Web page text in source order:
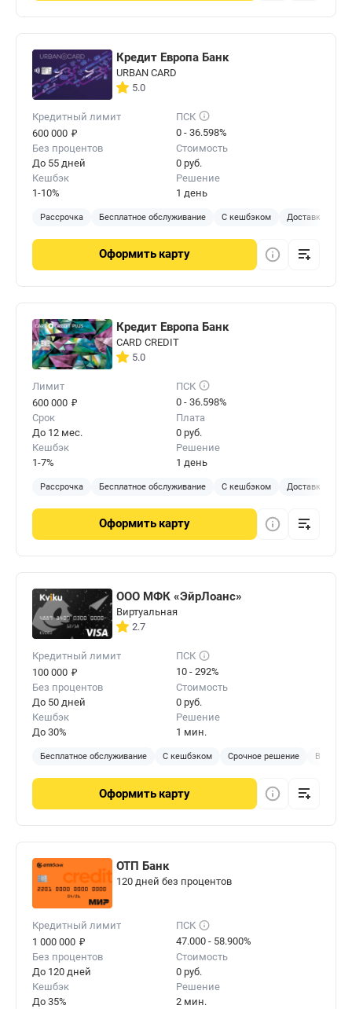
Кредит Европа Банк
URBAN CARD
5.0
Кредитный лимит
600 000 ₽
ПСК
0 - 36.598%
Без процентов
До 55 дней
Стоимость
0 руб.
Кешбэк
1-10%
Решение
1 день
Рассрочка Бесплатное обслуживание С кешбэком Доставка на
Оформить карту
Кредит Европа Банк
CARD CREDIT
5.0
Лимит
600 000 ₽
ПСК
0 - 36.598%
Срок
До 12 мес.
Плата
0 руб.
Кешбэк
1-7%
Решение
1 день
Рассрочка Бесплатное обслуживание С кешбэком Доставка на
Оформить карту
ООО МФК «ЭйрЛоанс»
Виртуальная
2.7
Кредитный лимит
100 000 ₽
ПСК
10 - 292%
Без процентов
До 50 дней
Стоимость
0 руб.
Кешбэк
До 30%
Решение
1 мин.
Бесплатное обслуживание С кешбэком Срочное решение
Оформить карту
ОТП Банк
120 дней без процентов
Кредитный лимит
1 000 000 ₽
ПСК
47.000 - 58.900%
Без процентов
До 120 дней
Стоимость
0 руб.
Кешбэк
До 35%
Решение
2 мин.